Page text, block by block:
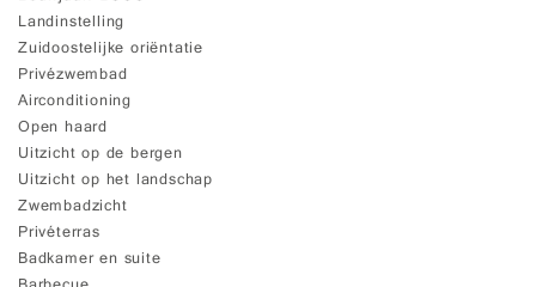
Landinstelling
Zuidoostelijke oriëntatie
Privézwembad
Airconditioning
Open haard
Uitzicht op de bergen
Uitzicht op het landschap
Zwembadzicht
Privéterras
Badkamer en suite